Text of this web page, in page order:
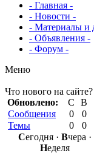
- Главная -
- Новости -
- Материалы и
- Объявления -
- Форум -
Меню
Что нового на сайте?
Обновлено:
С В
Сообщения
0 0
Темы
0 0
Сегодня · Вчера ·
Неделя